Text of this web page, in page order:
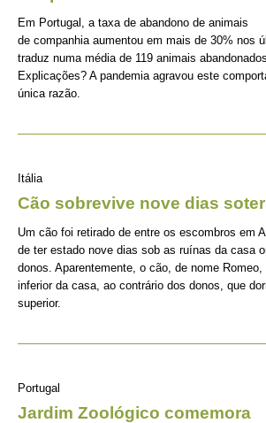
Em Portugal, a taxa de abandono de animais
de companhia aumentou em mais de 30% nos
traduz numa média de 119 animais
Explicações? A pandemia agravou este
única razão.
Itália
Cão sobrevive nove dias
Um cão foi retirado de entre os escombros em
de ter estado nove dias sob as ruínas da casa
donos. Aparentemente, o cão, de nome
inferior da casa, ao contrário dos donos, que
superior.
Portugal
Jardim Zoológico comemora